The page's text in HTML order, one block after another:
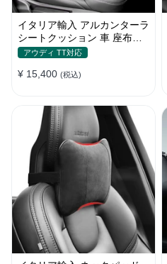
イタリア輸入 アルカンターラ
シートクッション 車 座布団
記憶フォーム 通気性抜群
アウディ TT対応
¥ 15,400 (税込)